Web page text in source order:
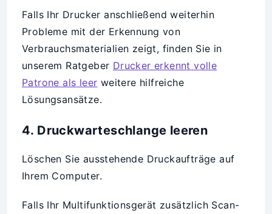
Falls Ihr Drucker anschließend weiterhin
Probleme mit der Erkennung von
Verbrauchsmaterialien zeigt, finden Sie in
unserem Ratgeber Drucker erkennt volle
Patrone als leer weitere hilfreiche
Lösungsansätze.
4. Druckwarteschlange leeren
Löschen Sie ausstehende Druckaufträge auf
Ihrem Computer.
Falls Ihr Multifunktionsgerät zusätzlich Scan-